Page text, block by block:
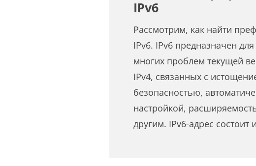
IPv6
Рассмотрим, как найти
IPv6. IPv6 предназначен
многих проблем текущей
IPv4, связанных с
безопасностью,
настройкой,
другим. IPv6-адрес состоит